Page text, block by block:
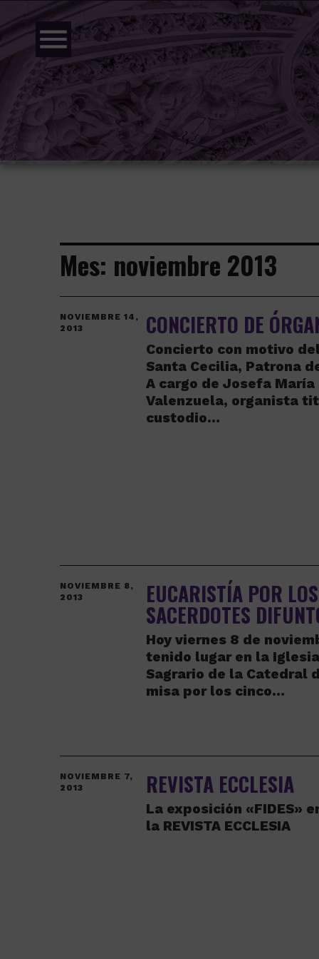
menu
Mes: noviembre 2013
NOVIEMBRE 14,
2013
CONCIERTO DE
Concierto con motivo
Santa Cecilia, Patrona
A cargo de Josefa María
Valenzuela, organista
custodio…
NOVIEMBRE 8,
2013
EUCARISTÍA POR LOS
SACERDOTES
Hoy viernes 8 de
tenido lugar en la
Sagrario de la Catedral
misa por los cinco…
NOVIEMBRE 7,
2013
REVISTA ECCLESIA
La exposición «FIDES»
la REVISTA ECCLESIA